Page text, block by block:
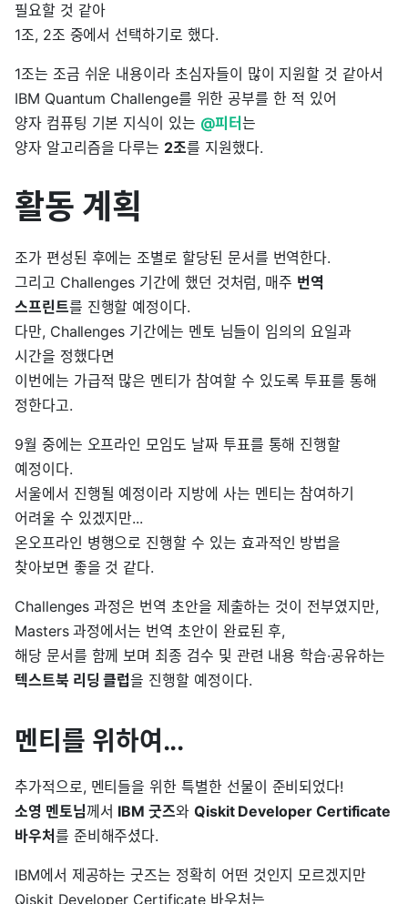
필요할 것 같아
1조, 2조 중에서 선택하기로 했다.
1조는 조금 쉬운 내용이라 초심자들이 많이 지원할 것 같아서
IBM Quantum Challenge를 위한 공부를 한 적 있어
양자 컴퓨팅 기본 지식이 있는 @피터 는
양자 알고리즘을 다루는 2조를 지원했다.
활동 계획
조가 편성된 후에는 조별로 할당된 문서를 번역한다.
그리고 Challenges 기간에 했던 것처럼, 매주 번역
스프린트를 진행할 예정이다.
다만, Challenges 기간에는 멘토 님들이 임의의 요일과
시간을 정했다면
이번에는 가급적 많은 멘티가 참여할 수 있도록 투표를 통해
정한다고.
9월 중에는 오프라인 모임도 날짜 투표를 통해 진행할
예정이다.
서울에서 진행될 예정이라 지방에 사는 멘티는 참여하기
어려울 수 있겠지만...
온오프라인 병행으로 진행할 수 있는 효과적인 방법을
찾아보면 좋을 것 같다.
Challenges 과정은 번역 초안을 제출하는 것이 전부였지만,
Masters 과정에서는 번역 초안이 완료된 후,
해당 문서를 함께 보며 최종 검수 및 관련 내용 학습·공유하는
텍스트북 리딩 클럽을 진행할 예정이다.
멘티를 위하여...
추가적으로, 멘티들을 위한 특별한 선물이 준비되었다!
소영 멘토님께서 IBM 굿즈와 Qiskit Developer Certificate
바우처 를 준비해주셨다.
IBM에서 제공하는 굿즈는 정확히 어떤 것인지 모르겠지만
Qiskit Developer Certificate 바우처는